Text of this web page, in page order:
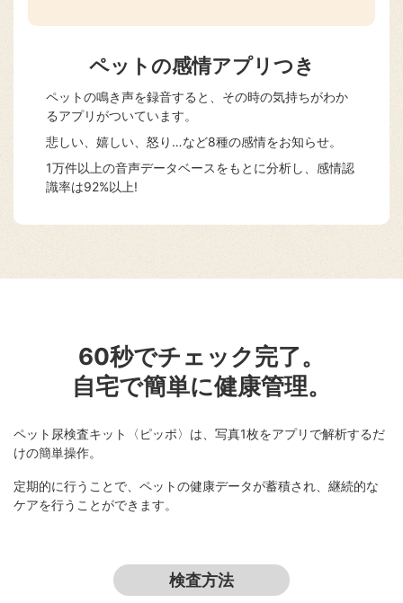
ペットの感情アプリつき
ペットの鳴き声を録音すると、その時の気持ちがわか
るアプリがついています。
悲しい、嬉しい、怒り…など8種の感情をお知らせ。
1万件以上の音声データベースをもとに分析し、感情認
識率は92%以上!
60秒でチェック完了。
自宅で簡単に健康管理。
ペット尿検査キット〈ピッポ〉は、写真1枚をアプリで解析するだ
けの簡単操作。
定期的に行うことで、ペットの健康データが蓄積され、継続的な
ケアを行うことができます。
検査方法